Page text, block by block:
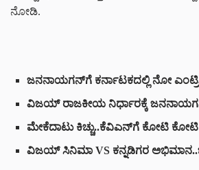
ನೋಡಿ.
ಜನನಾಯಗನ್‌ಗೆ ಕರ್ನಾಟಕದಲ್ಲಿ ನೋ
ವಿಜಯ್ ರಾಜಕೀಯ ನಿರ್ಧಾರಕ್ಕೆ
ಮೇಕೆದಾಟು ಕಿಚ್ಚು..ಕೆವಿಎನ್‌ಗೆ ಕೋಟಿ ಕೋಟಿ
ವಿಜಯ್ ಸಿನಿಮಾ VS ಕನ್ನಡಿಗರ